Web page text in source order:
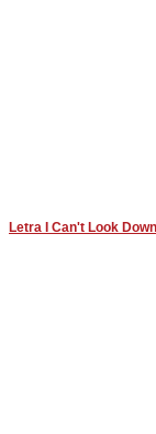
Letra I Can't Look